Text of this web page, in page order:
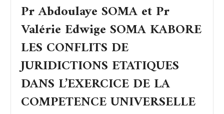
Pr Abdoulaye SOMA et Pr
Valérie Edwige SOMA KABORE
LES CONFLITS DE
JURIDICTIONS ETATIQUES
DANS L’EXERCICE DE LA
COMPETENCE UNIVERSELLE